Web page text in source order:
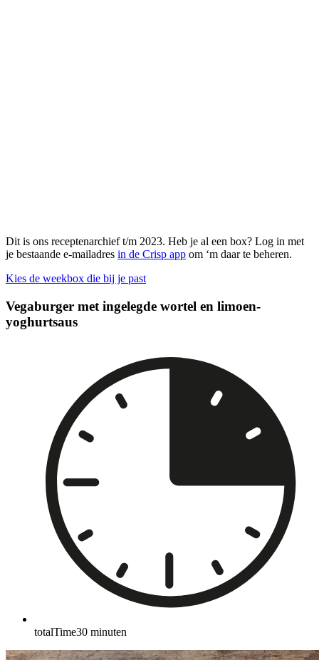
Dit is ons receptenarchief t/m 2023. Heb je al een box? Log in met
je bestaande e-mailadres in de Crisp app om ‘m daar te beheren.
Kies de weekbox die bij je past
Vegaburger met ingelegde wortel en limoen-
yoghurtsaus
totalTime30 minuten